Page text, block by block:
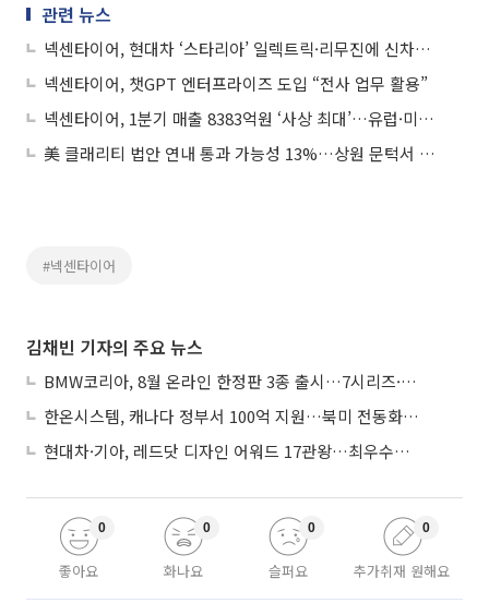
관련 뉴스
넥센타이어, 현대차 ‘스타리아’ 일렉트릭·리무진에 신차용 타이어 공급
넥센타이어, 챗GPT 엔터프라이즈 도입 “전사 업무 활용”
넥센타이어, 1분기 매출 8383억원 ‘사상 최대’…유럽·미국 판매 호조
美 클래리티 법안 연내 통과 가능성 13%…상원 문턱서 제동
#넥센타이어
김채빈 기자의 주요 뉴스
BMW코리아, 8월 온라인 한정판 3종 출시…7시리즈·X7·M340i 투어링
한온시스템, 캐나다 정부서 100억 지원…북미 전동화 시장 가속
현대차·기아, 레드닷 디자인 어워드 17관왕…최우수상 2개 수상
좋아요
0
화나요
0
슬퍼요
0
추가취재 원해요
0